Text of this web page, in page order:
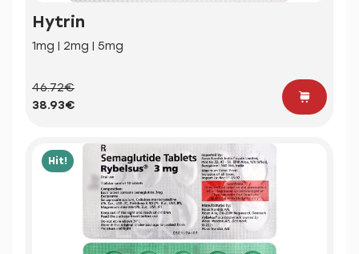
Hytrin
1mg | 2mg | 5mg
46.72€
38.93€
Hit!